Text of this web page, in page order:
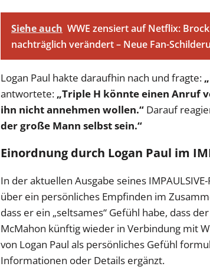
Siehe auch WWE zensiert auf Netflix:
nachträglich verändert – Neue Fan-
Logan Paul hakte daraufhin nach und fragte:
antwortete: „Triple H könnte einen Anruf
ihn nicht annehmen wollen.“ Darauf
der große Mann selbst sein.“
Einordnung durch Logan Paul im
In der aktuellen Ausgabe seines
über ein persönliches Empfinden im
dass er ein „seltsames“ Gefühl habe, dass
McMahon künftig wieder in Verbindung mit
von Logan Paul als persönliches Gefühl
Informationen oder Details ergänzt.